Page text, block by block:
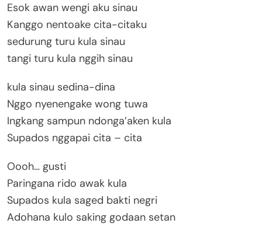
Esok awan wengi aku sinau
Kanggo nentoake cita-citaku
sedurung turu kula sinau
tangi turu kula nggih sinau
kula sinau sedina-dina
Nggo nyenengake wong tuwa
Ingkang sampun ndonga’aken kula
Supados nggapai cita – cita
Oooh… gusti
Paringana rido awak kula
Supados kula saged bakti negri
Adohana kulo saking godaan setan